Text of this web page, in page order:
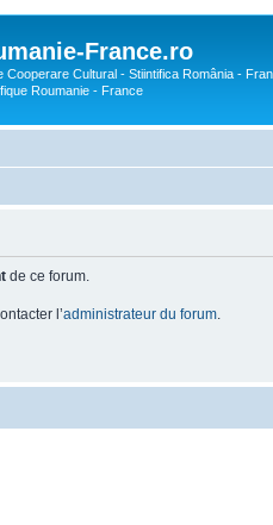
France.ro
Cooperare Cultural - Stiintifica România -
Roumanie - France
de ce forum.
l’administrateur du forum